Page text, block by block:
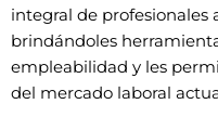
integral de
brindándoles
empleabilidad y les
del mercado laboral